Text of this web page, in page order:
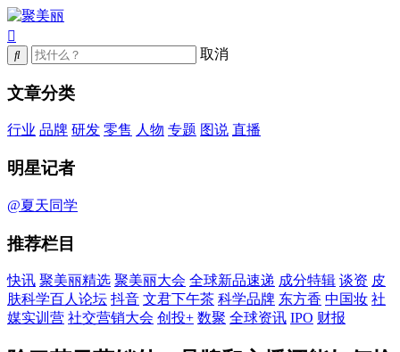
取消
文章分类
行业 品牌 研发 零售 人物 专题 图说 直播
明星记者
@夏天同学
推荐栏目
快讯 聚美丽精选 聚美丽大会 全球新品速递 成分特辑 谈资 皮
肤科学百人论坛 抖音 文君下午茶 科学品牌 东方香 中国妆 社
媒实训营 社交营销大会 创投+ 数聚 全球资讯 IPO 财报